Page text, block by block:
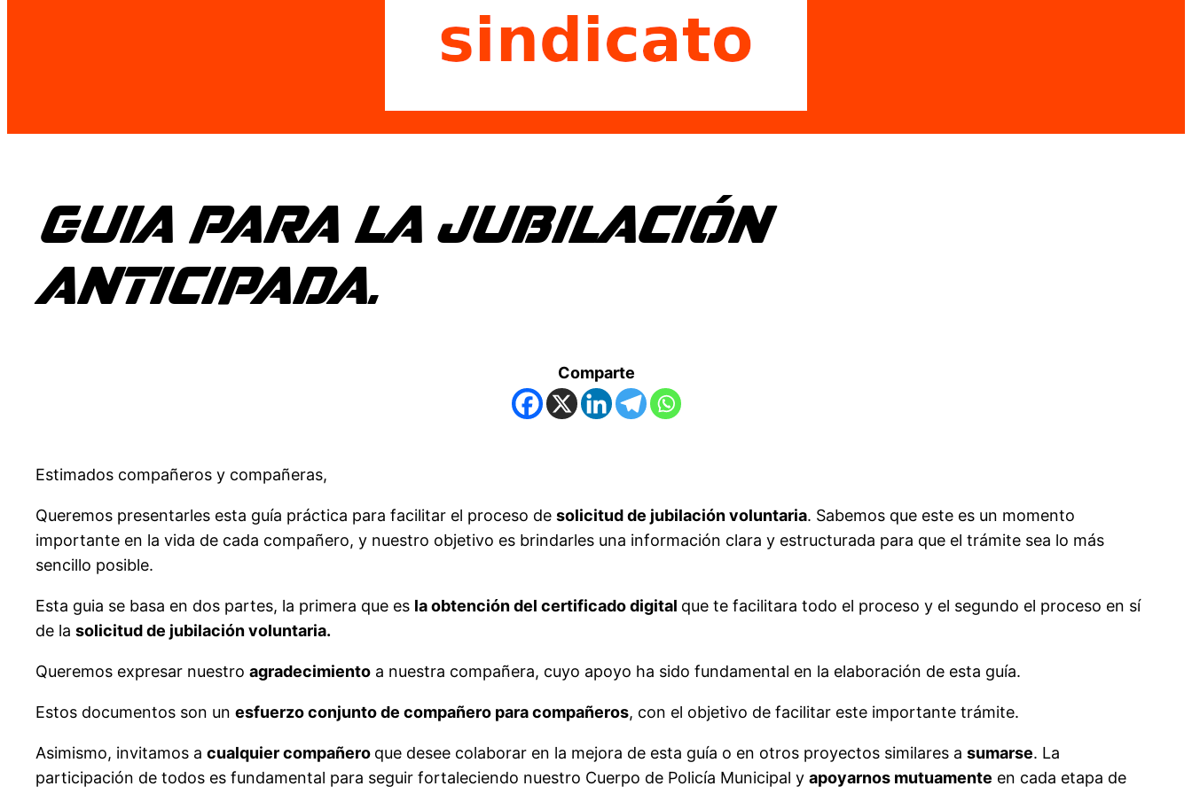
GUIA PARA LA JUBILACIÓN
ANTICIPADA.
Comparte
Estimados compañeros y compañeras,
Queremos presentarles esta guía práctica para facilitar el proceso de solicitud de jubilación voluntaria. Sabemos que este es un momento
importante en la vida de cada compañero, y nuestro objetivo es brindarles una información clara y estructurada para que el trámite sea lo más
sencillo posible.
Esta guia se basa en dos partes, la primera que es la obtención del certificado digital que te facilitara todo el proceso y el segundo el proceso en sí
de la solicitud de jubilación voluntaria.
Queremos expresar nuestro agradecimiento a nuestra compañera, cuyo apoyo ha sido fundamental en la elaboración de esta guía.
Estos documentos son un esfuerzo conjunto de compañero para compañeros, con el objetivo de facilitar este importante trámite.
Asimismo, invitamos a cualquiercompañero que desee colaborar en la mejora de esta guía o en otros proyectos similares a sumarse. La
participación de todos es fundamental para seguir fortaleciendo nuestro Cuerpo de Policía Municipal y apoyarnos mutuamente en cada etapa de